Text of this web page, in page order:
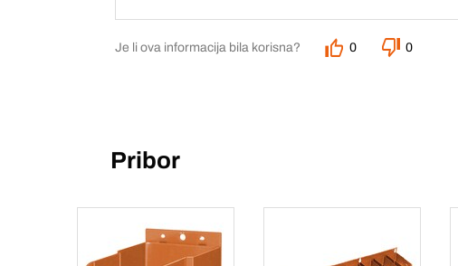
Je li ova informacija bila korisna? 0 0
Pribor